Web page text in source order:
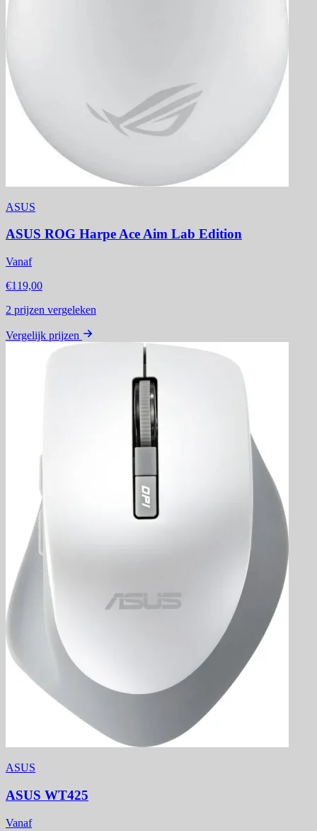
ASUS
ASUS ROG Harpe Ace Aim Lab Edition
Vanaf
€119,00
2 prijzen vergeleken
Vergelijk prijzen
ASUS
ASUS WT425
Vanaf